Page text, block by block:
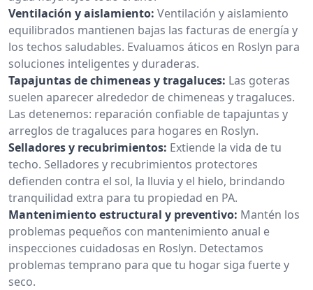
Ventilación y aislamiento: Ventilación y aislamiento
equilibrados mantienen bajas las facturas de energía y
los techos saludables. Evaluamos áticos en Roslyn para
soluciones inteligentes y duraderas.
Tapajuntas de chimeneas y tragaluces: Las goteras
suelen aparecer alrededor de chimeneas y tragaluces.
Las detenemos: reparación confiable de tapajuntas y
arreglos de tragaluces para hogares en Roslyn.
Selladores y recubrimientos: Extiende la vida de tu
techo. Selladores y recubrimientos protectores
defienden contra el sol, la lluvia y el hielo, brindando
tranquilidad extra para tu propiedad en PA.
Mantenimiento estructural y preventivo: Mantén los
problemas pequeños con mantenimiento anual e
inspecciones cuidadosas en Roslyn. Detectamos
problemas temprano para que tu hogar siga fuerte y
seco.